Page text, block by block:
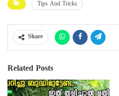
Tips And Tricks
Share
Related Posts